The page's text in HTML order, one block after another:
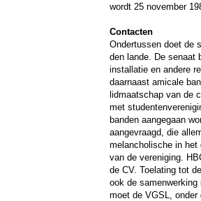
wordt 25 november
Contacten
Ondertussen doet de
den lande. De senaat
installatie en andere
daarnaast amicale
lidmaatschap van de
met
banden aangegaan
aangevraagd, die
melancholische in het
van de vereniging.
de CV. Toelating tot
ook de
moet de VGSL,